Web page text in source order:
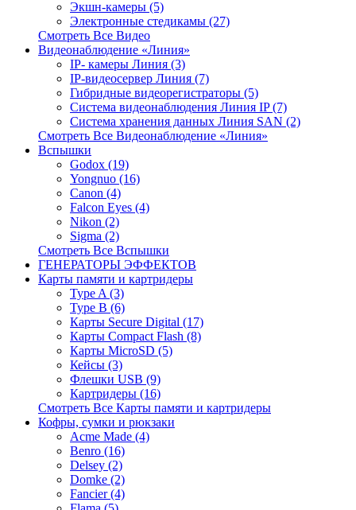
Экшн-камеры (5)
Электронные стедикамы (27)
Смотреть Все Видео
Видеонаблюдение «Линия»
IP- камеры Линия (3)
IP-видеосервер Линия (7)
Гибридные видеорегистраторы (5)
Система видеонаблюдения Линия IP (7)
Система хранения данных Линия SAN (2)
Смотреть Все Видеонаблюдение «Линия»
Вспышки
Godox (19)
Yongnuo (16)
Canon (4)
Falcon Eyes (4)
Nikon (2)
Sigma (2)
Смотреть Все Вспышки
ГЕНЕРАТОРЫ ЭФФЕКТОВ
Карты памяти и картридеры
Type A (3)
Type B (6)
Карты Secure Digital (17)
Карты Compact Flash (8)
Карты MicroSD (5)
Кейсы (3)
Флешки USB (9)
Картридеры (16)
Смотреть Все Карты памяти и картридеры
Кофры, сумки и рюкзаки
Acme Made (4)
Benro (16)
Delsey (2)
Domke (2)
Fancier (4)